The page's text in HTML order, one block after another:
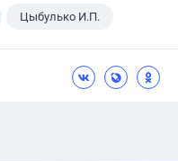
Цыбулько И.П.